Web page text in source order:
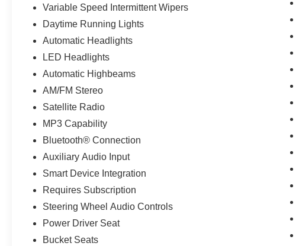
Variable Speed Intermittent Wipers
Daytime Running Lights
Automatic Headlights
LED Headlights
Automatic Highbeams
AM/FM Stereo
Satellite Radio
MP3 Capability
Bluetooth® Connection
Auxiliary Audio Input
Smart Device Integration
Requires Subscription
Steering Wheel Audio Controls
Power Driver Seat
Bucket Seats